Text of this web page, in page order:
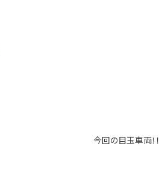
今回の目玉車両！！